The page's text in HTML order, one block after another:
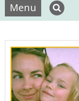
Menu